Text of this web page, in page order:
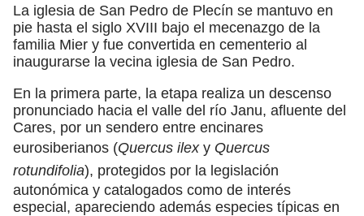
La iglesia de San Pedro de Plecín se mantuvo en
pie hasta el siglo XVIII bajo el mecenazgo de la
familia Mier y fue convertida en cementerio al
inaugurarse la vecina iglesia de San Pedro.
En la primera parte, la etapa realiza un descenso
pronunciado hacia el valle del río Janu, afluente del
Cares, por un sendero entre encinares
eurosiberianos (Quercus ilexy Quercus
rotundifolia), protegidos por la legislación
autonómica y catalogados como de interés
especial, apareciendo además especies típicas en